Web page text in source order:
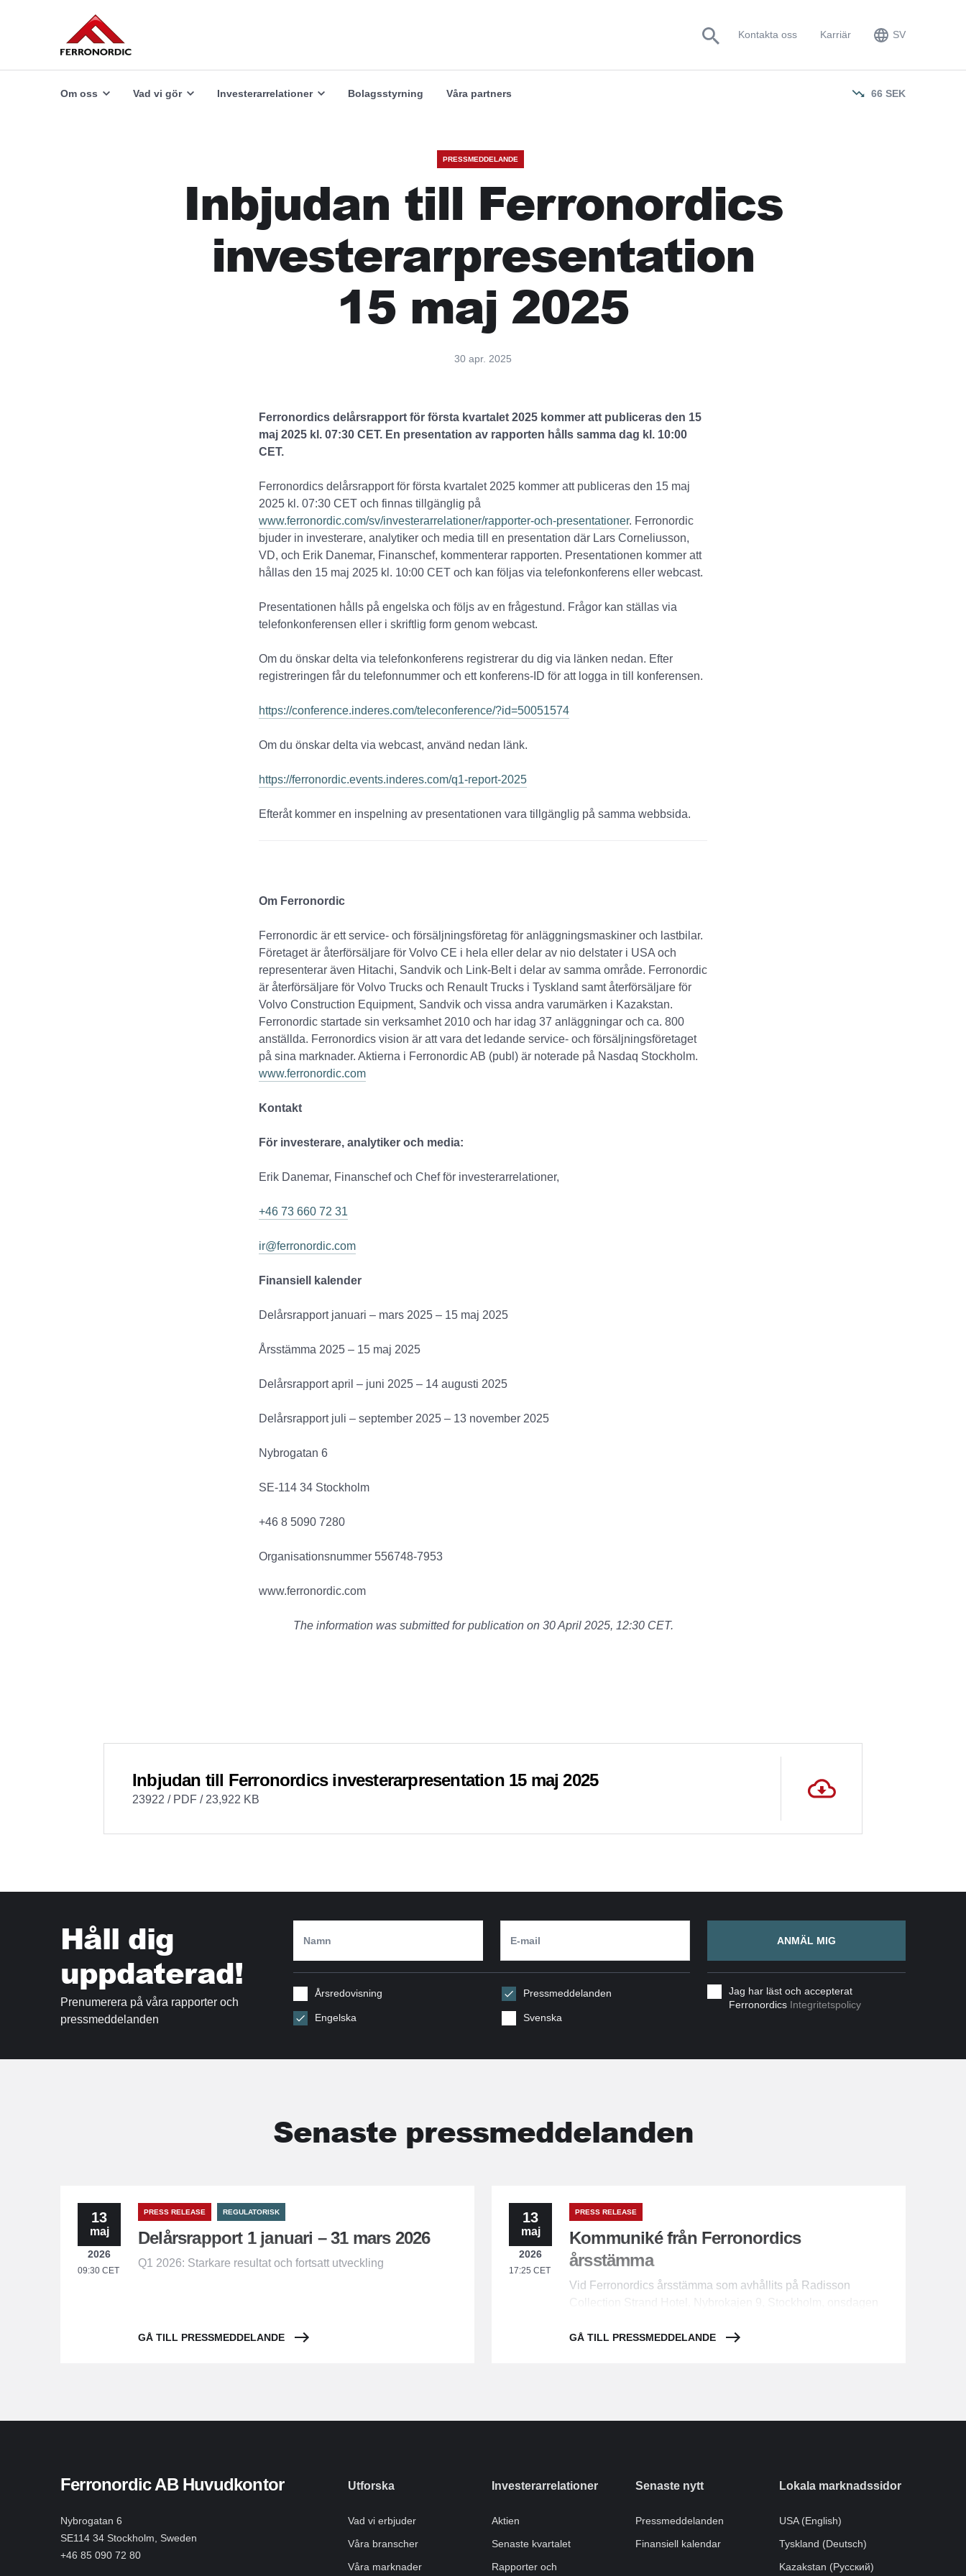
PRESSMEDDELANDE
Inbjudan till Ferronordics
investerarpresentation
15 maj 2025
30 apr. 2025
Ferronordics delårsrapport för första kvartalet 2025 kommer att publiceras den 15
maj 2025 kl. 07:30 CET. En presentation av rapporten hålls samma dag kl. 10:00
CET.
Ferronordics delårsrapport för första kvartalet 2025 kommer att publiceras den 15 maj
2025 kl. 07:30 CET och finnas tillgänglig på
www.ferronordic.com/sv/investerarrelationer/rapporter-och-presentationer. Ferronordic
bjuder in investerare, analytiker och media till en presentation där Lars Corneliusson,
VD, och Erik Danemar, Finanschef, kommenterar rapporten. Presentationen kommer att
hållas den 15 maj 2025 kl. 10:00 CET och kan följas via telefonkonferens eller webcast.
Presentationen hålls på engelska och följs av en frågestund. Frågor kan ställas via
telefonkonferensen eller i skriftlig form genom webcast.
Om du önskar delta via telefonkonferens registrerar du dig via länken nedan. Efter
registreringen får du telefonnummer och ett konferens-ID för att logga in till konferensen.
https://conference.inderes.com/teleconference/?id=50051574
Om du önskar delta via webcast, använd nedan länk.
https://ferronordic.events.inderes.com/q1-report-2025
Efteråt kommer en inspelning av presentationen vara tillgänglig på samma webbsida.
Om Ferronordic
Ferronordic är ett service- och försäljningsföretag för anläggningsmaskiner och lastbilar.
Företaget är återförsäljare för Volvo CE i hela eller delar av nio delstater i USA och
representerar även Hitachi, Sandvik och Link-Belt i delar av samma område. Ferronordic
är återförsäljare för Volvo Trucks och Renault Trucks i Tyskland samt återförsäljare för
Volvo Construction Equipment, Sandvik och vissa andra varumärken i Kazakstan.
Ferronordic startade sin verksamhet 2010 och har idag 37 anläggningar och ca. 800
anställda. Ferronordics vision är att vara det ledande service- och försäljningsföretaget
på sina marknader. Aktierna i Ferronordic AB (publ) är noterade på Nasdaq Stockholm.
www.ferronordic.com
Kontakt
För investerare, analytiker och media:
Erik Danemar, Finanschef och Chef för investerarrelationer,
+46 73 660 72 31
ir@ferronordic.com
Finansiell kalender
Delårsrapport januari – mars 2025 – 15 maj 2025
Årsstämma 2025 – 15 maj 2025
Delårsrapport april – juni 2025 – 14 augusti 2025
Delårsrapport juli – september 2025 – 13 november 2025
Nybrogatan 6
SE-114 34 Stockholm
+46 8 5090 7280
Organisationsnummer 556748-7953
www.ferronordic.com
The information was submitted for publication on 30 April 2025, 12:30 CET.
Inbjudan till Ferronordics investerarpresentation 15 maj 2025
23922 / PDF / 23,922 KB
Håll dig
uppdaterad!
Prenumerera på våra rapporter och
pressmeddelanden
Årsredovisning Pressmeddelanden
Engelska Svenska
ANMÄL MIG
Jag har läst och accepterat
Ferronordics Integritetspolicy
Senaste pressmeddelanden
13
maj
2026
09:30 CET
PRESS RELEASE REGULATORISK
Delårsrapport 1 januari – 31 mars 2026
Q1 2026: Starkare resultat och fortsatt utveckling
GÅ TILL PRESSMEDDELANDE
13
maj
2026
17:25 CET
PRESS RELEASE
Kommuniké från Ferronordics
årsstämma
Vid Ferronordics årsstämma som avhållits på Radisson
Collection Strand Hotel, Nybrokajen 9, Stockholm, onsdagen
GÅ TILL PRESSMEDDELANDE
Ferronordic AB Huvudkontor
Nybrogatan 6
SE114 34 Stockholm, Sweden
+46 85 090 72 80
Utforska
Vad vi erbjuder
Våra branscher
Våra marknader
Investerarrelationer
Aktien
Senaste kvartalet
Rapporter och
Senaste nytt
Pressmeddelanden
Finansiell kalendar
Lokala marknadssidor
USA (English)
Tyskland (Deutsch)
Kazakstan (Pусский)
Kontakta oss Karriär SV
EN
Om oss Vad vi gör Investerarrelationer Bolagsstyrning Våra partners 66 SEK